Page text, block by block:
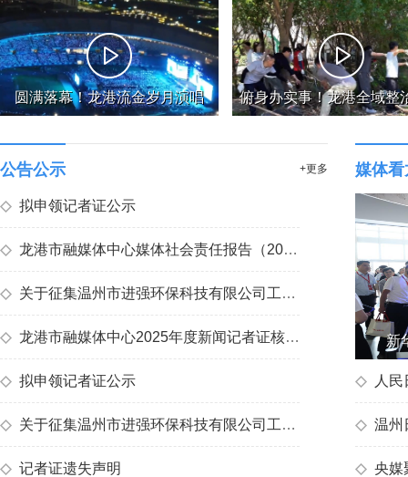
圆满落幕！龙港流金岁月演唱 俯身办实事！龙港全域整
+更多
公告公示
◇ 拟申领记者证公示
◇ 龙港市融媒体中心媒体社会责任报告（2025年度）
◇ 关于征集温州市进强环保科技有限公司工程劳务服务名录库的通知
◇ 龙港市融媒体中心2025年度新闻记者证核验名单公示
◇ 拟申领记者证公示
◇ 关于征集温州市进强环保科技有限公司工程劳务服务名录库的通知
◇ 记者证遗失声明
媒体看
新
◇ 人
◇ 温州
◇ 央媒